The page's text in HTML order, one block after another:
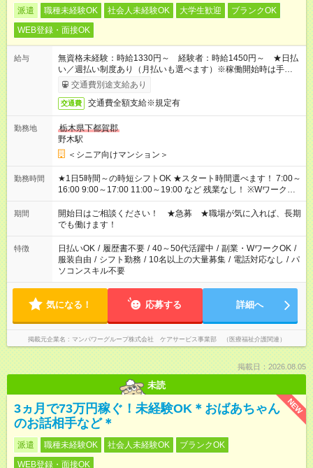
派遣 職種未経験OK 社会人未経験OK 大学生歓迎
ブランクOK
WEB登録・面接OK
給与
無資格未経験：時給1330円～ 経験者：時給1450円～ ★日払
い／週払い制度あり（月払いも選べます）※稼働開始時は手続き
完了次第のお支払いとなります。
交通費別途支給あり
交通費 交通費全額支給※規定有
勤務地
栃木県下都賀郡
野木駅
＜シニア向けマンション＞
勤務時間
★1日5時間～の時短シフトOK ★スタート時間選べます！ 7:00～
16:00 9:00～17:00 11:00～19:00 など 残業なし！ ※Wワークの
場合、他のお仕事と合わせ週40時間超の就業はご案内できませ
ん ※法令に基づき、週20時間以上勤務は社会保険への加入対象
となります ※労働者派遣法（日雇い派遣の原則禁止）により、
短時間・短期間の就業はご案内が難しい場合があります
期間
開始日はご相談ください！ ★急募 ★職場が気に入れば、長期
でも働けます！
特徴 日払いOK / 履歴書不要 / 40～50代活躍中 / 副業・WワークOK /
服装自由 / シフト勤務 / 10名以上の大量募集 / 電話対応なし / パ
ソコンスキル不要
気になる！ 応募する 詳細へ
掲載元企業名 マンパワーグループ株式会社 ケアサービス事業部 （医療福祉介護関連）
掲載日：2026.08.05
未読
NEW
3ヵ月で73万円稼ぐ！未経験OK＊おばあちゃん
のお話相手など＊
派遣 職種未経験OK 社会人未経験OK
ブランクOK
WEB登録・面接OK